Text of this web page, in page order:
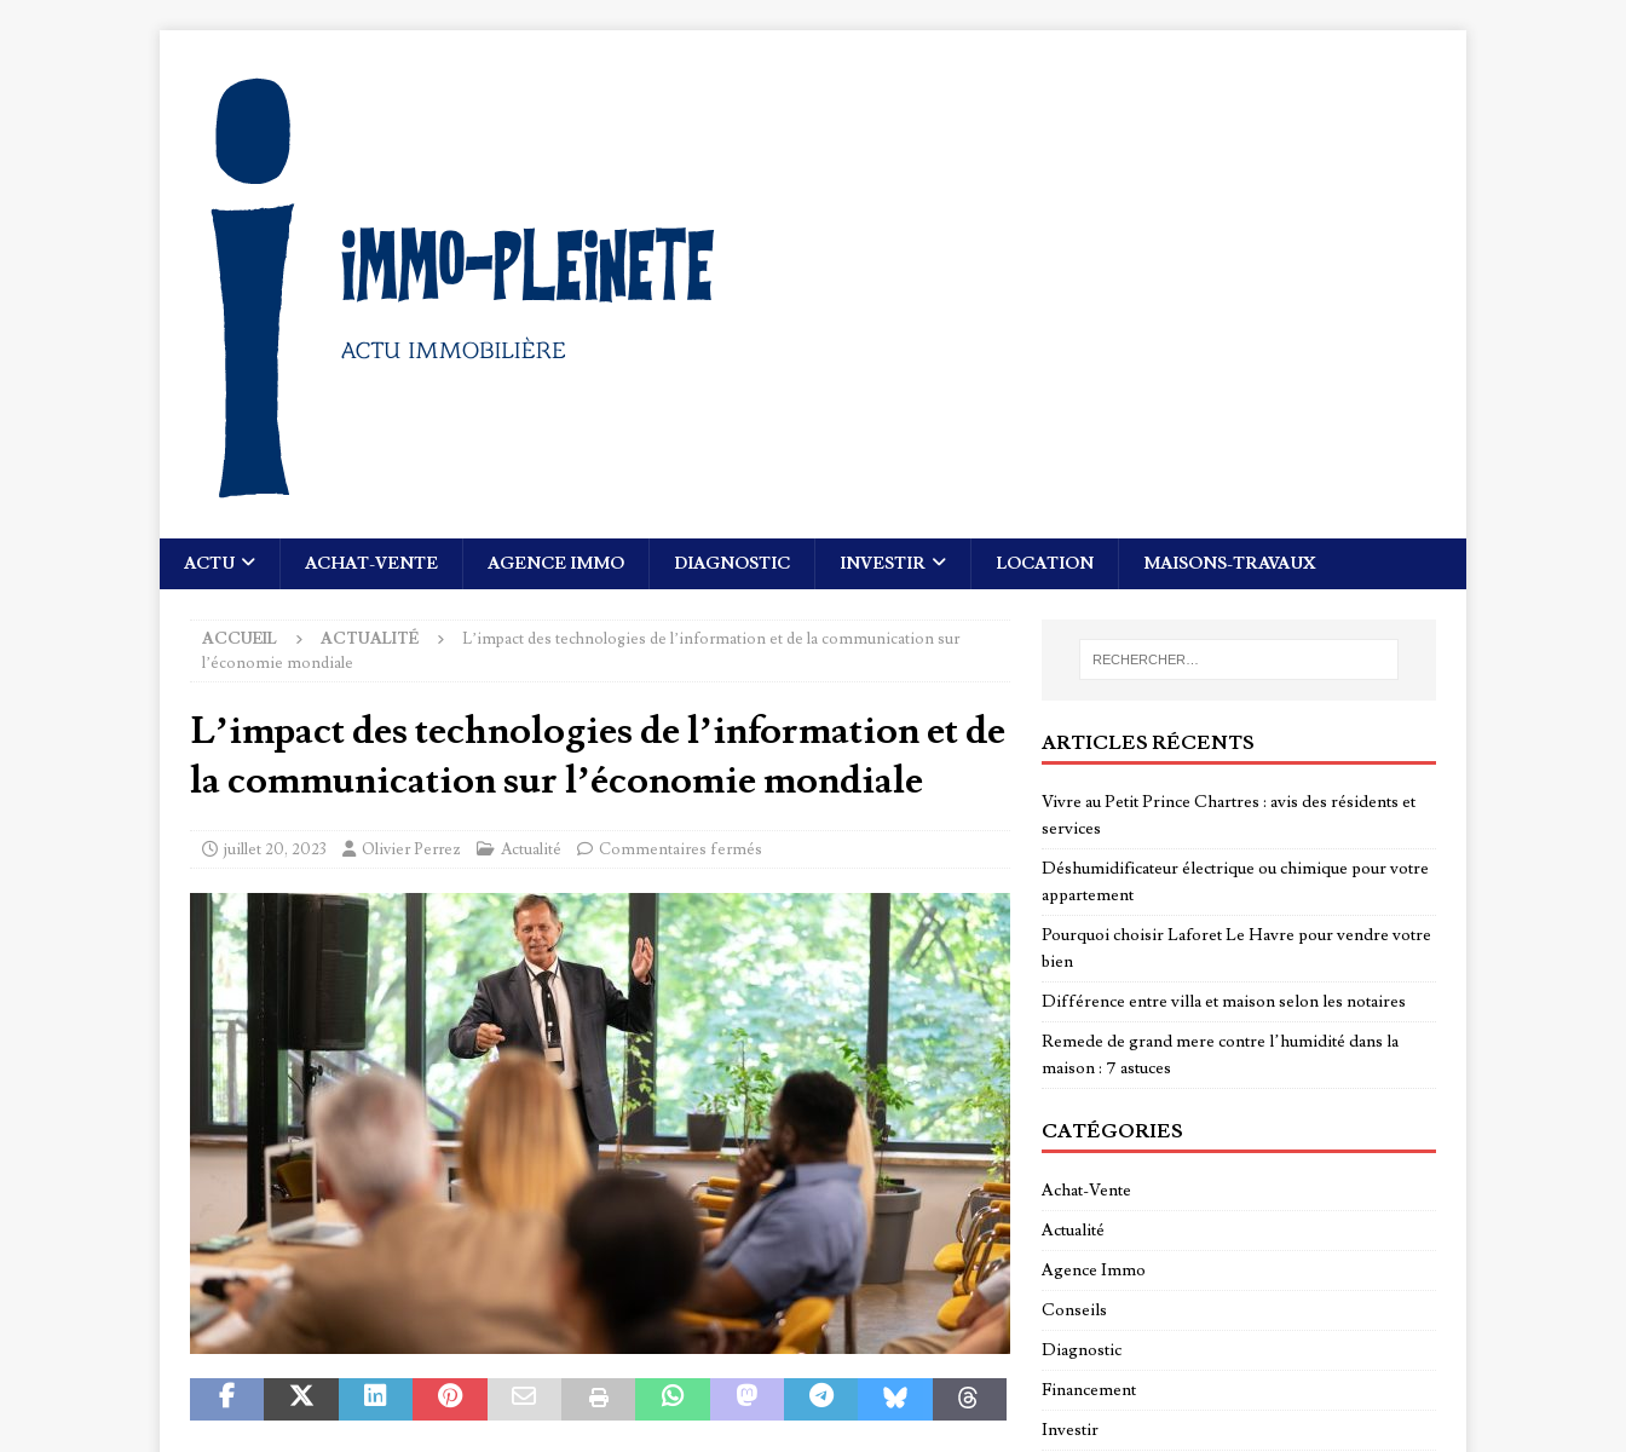
ACTU ACHAT-VENTE AGENCE IMMO DIAGNOSTIC INVESTIR LOCATION MAISONS-TRAVAUX
ACCUEIL ACTUALITÉ
L’impact des technologies de l’information et de la communication sur
l’économie mondiale
L’impact des technologies de l’information et de
la communication sur l’économie mondiale
juillet 20, 2023 Olivier Perrez Actualité Commentaires fermés
ARTICLES RÉCENTS
Vivre au Petit Prince Chartres : avis des résidents et
services
Déshumidificateur électrique ou chimique pour votre
appartement
Pourquoi choisir Laforet Le Havre pour vendre votre
bien
Différence entre villa et maison selon les notaires
Remede de grand mere contre l’humidité dans la
maison : 7 astuces
CATÉGORIES
Achat-Vente
Actualité
Agence Immo
Conseils
Diagnostic
Financement
Investir